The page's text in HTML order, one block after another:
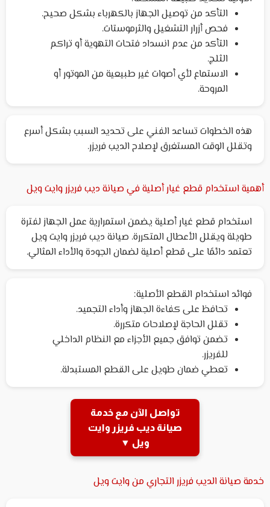
التأكد من توصيل الجهاز بالكهرباء بشكل صحيح.
فحص أزرار التشغيل والثرموستات.
التأكد من عدم انسداد فتحات التهوية أو تراكم
الثلج.
الاستماع لأي أصوات غير طبيعية من الموتور أو
المروحة.
هذه الخطوات تساعد الفني على تحديد السبب بشكل أسرع
وتقلل الوقت المستغرق لإصلاح الديب فريزر.
أهمية استخدام قطع غيار أصلية في صيانة ديب فريزر وايت ويل
استخدام قطع غيار أصلية يضمن استمرارية عمل الجهاز لفترة
طويلة ويقلل الأعطال المتكررة. صيانة ديب فريزر وايت ويل
تعتمد دائمًا على قطع أصلية لضمان الجودة والأداء المثالي.
فوائد استخدام القطع الأصلية:
تحافظ على كفاءة الجهاز وأداء التجميد.
تقلل الحاجة لإصلاحات متكررة.
تضمن توافق جميع الأجزاء مع النظام الداخلي
للفريزر.
تعطي ضمان طويل على القطع المستبدلة.
تواصل الآن مع خدمة
صيانة ديب فريزر وايت
ويل ▼
خدمة صيانة الديب فريزر التجاري من وايت ويل